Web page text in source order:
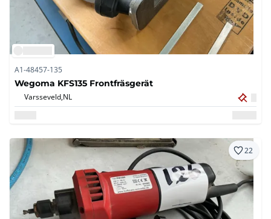
A1-48457-135
Wegoma KFS135 Frontfräsgerät
Varsseveld,NL
22